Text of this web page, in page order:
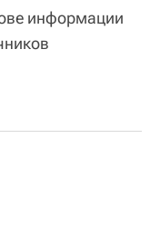
информации